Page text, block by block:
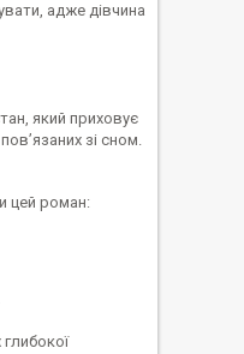
адже дівчина
який приховує
зі сном.
цей роман: